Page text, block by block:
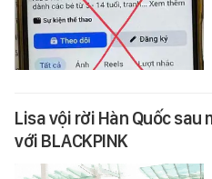
Lisa vội rời Hàn Quốc
với BLACKPINK